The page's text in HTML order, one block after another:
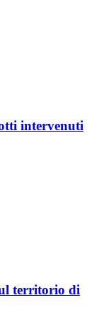
intervenuti
territorio di